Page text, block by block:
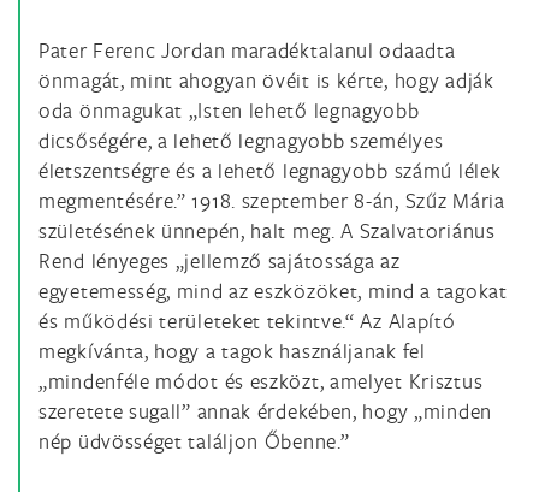
Pater Ferenc Jordan maradéktalanul odaadta
önmagát, mint ahogyan övéit is kérte, hogy adják
oda önmagukat „Isten lehető legnagyobb
dicsőségére, a lehető legnagyobb személyes
életszentségre és a lehető legnagyobb számú lélek
megmentésére.” 1918. szeptember 8-án, Szűz Mária
születésének ünnepén, halt meg. A Szalvatoriánus
Rend lényeges „jellemző sajátossága az
egyetemesség, mind az eszközöket, mind a tagokat
és működési területeket tekintve.“ Az Alapító
megkívánta, hogy a tagok használjanak fel
„mindenféle módot és eszközt, amelyet Krisztus
szeretete sugall” annak érdekében, hogy „minden
nép üdvösséget találjon Őbenne.”